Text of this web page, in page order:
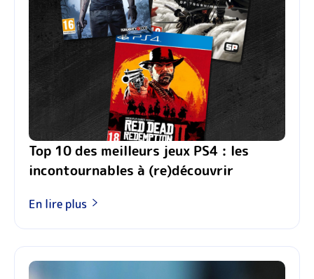
Top 10 des meilleurs jeux PS4 : les
incontournables à (re)découvrir
En lire plus